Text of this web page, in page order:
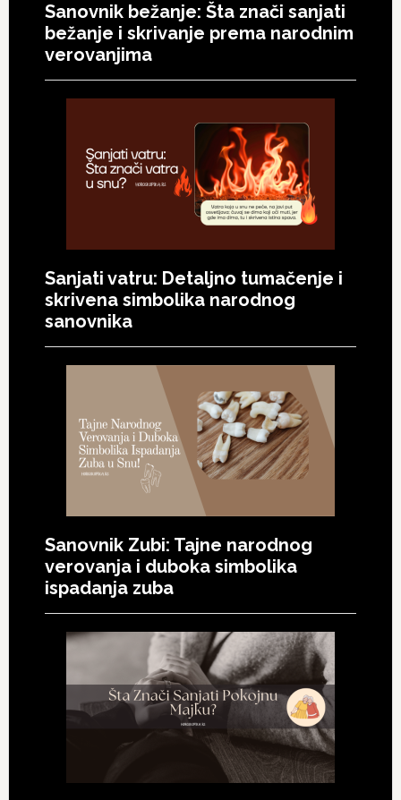
Sanovnik bežanje: Šta znači sanjati
bežanje i skrivanje prema narodnim
verovanjima
Sanjati vatru: Detaljno tumačenje i
skrivena simbolika narodnog
sanovnika
Sanovnik Zubi: Tajne narodnog
verovanja i duboka simbolika
ispadanja zuba